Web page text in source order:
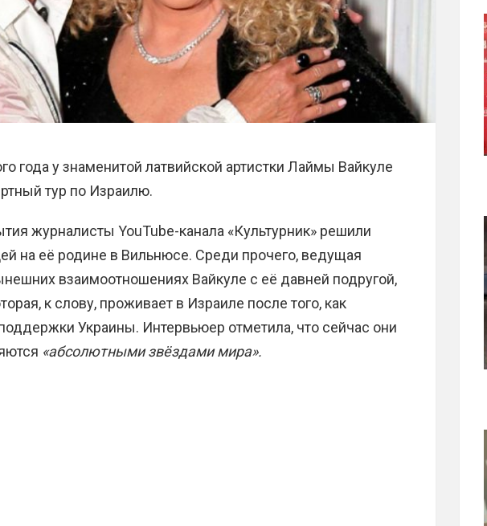
года у знаменитой латвийской артистки Лаймы Вайкуле
тур по Израилю.
журналисты YouTube-канала «Культурник» решили
на её родине в Вильнюсе. Среди прочего, ведущая
взаимоотношениях Вайкуле с её давней подругой,
к слову, проживает в Израиле после того, как
Украины. Интервьюер отметила, что сейчас они
«абсолютными звёздами мира».